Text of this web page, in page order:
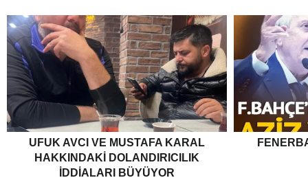
UFUK AVCI VE MUSTAFA KARAL
HAKKINDAKI DOLANDIRICILIK
İDDIALARI BÜYÜYOR